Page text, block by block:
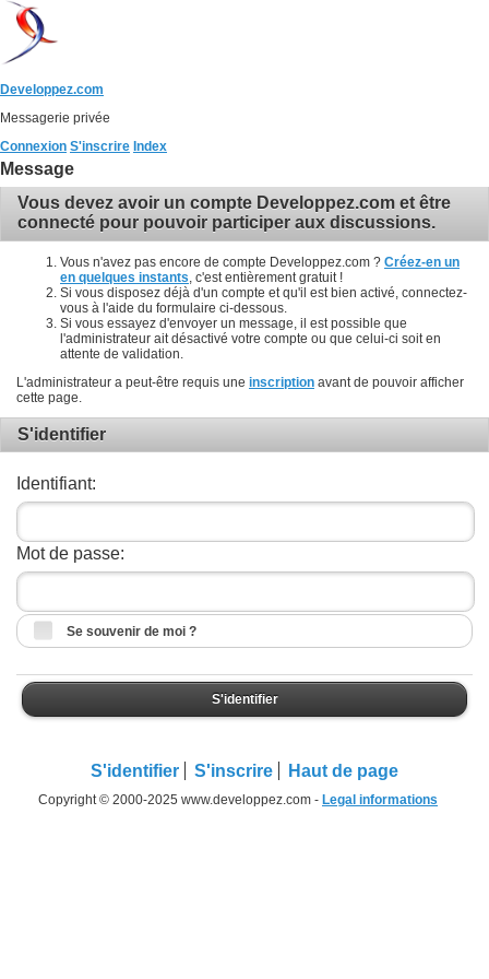
Developpez.com
Messagerie privée
Connexion S'inscrire Index
Message
Vous devez avoir un compte Developpez.com et être
connecté pour pouvoir participer aux discussions.
Vous n'avez pas encore de compte Developpez.com ? Créez-en un
en quelques instants , c'est entièrement gratuit !
Si vous disposez déjà d'un compte et qu'il est bien activé, connectez-
vous à l'aide du formulaire ci-dessous.
Si vous essayez d'envoyer un message, il est possible que
l'administrateur ait désactivé votre compte ou que celui-ci soit en
attente de validation.
L'administrateur a peut-être requis une inscription avant de pouvoir afficher
cette page.
S'identifier
Identifiant:
Mot de passe:
Se souvenir de moi ?
S'identifier
S'identifier S'inscrire Haut de page
Copyright © 2000-2025 www.developpez.com - Legal informations